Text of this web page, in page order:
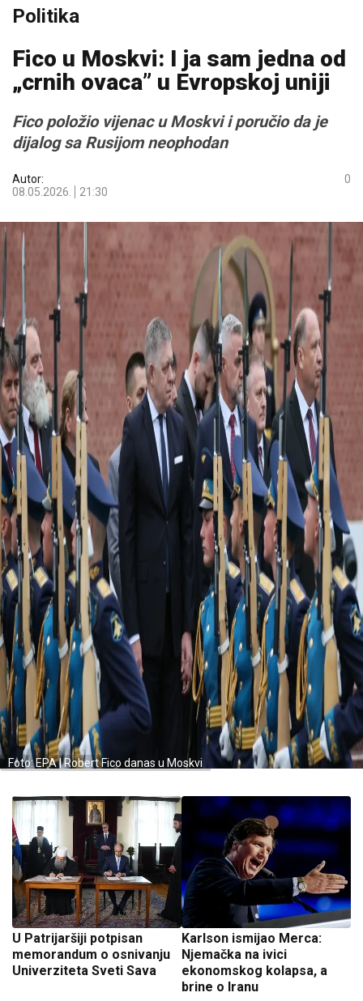
Politika
Fico u Moskvi: I ja sam jedna od
„crnih ovaca” u Evropskoj uniji
Fico položio vijenac u Moskvi i poručio da je
dijalog sa Rusijom neophodan
Autor:
08.05.2026.
21:30
0
Foto: EPA | Robert Fico danas u Moskvi
U Patrijaršiji potpisan
memorandum o osnivanju
Univerziteta Sveti Sava
Karlson ismijao Merca:
Njemačka na ivici
ekonomskog kolapsa, a
brine o Iranu